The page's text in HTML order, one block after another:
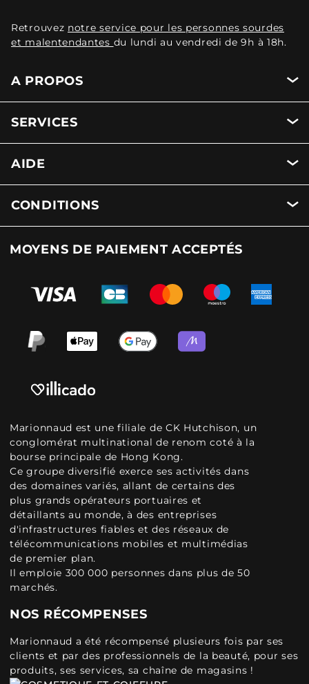
Retrouvez notre service pour les personnes sourdes
et malentendantes du lundi au vendredi de 9h à 18h.
A PROPOS
SERVICES
AIDE
CONDITIONS
MOYENS DE PAIEMENT ACCEPTÉS
Marionnaud est une filiale de CK Hutchison, un
conglomérat multinational de renom coté à la
bourse principale de Hong Kong.
Ce groupe diversifié exerce ses activités dans
des domaines variés, allant de certains des
plus grands opérateurs portuaires et
détaillants au monde, à des entreprises
d'infrastructures fiables et des réseaux de
télécommunications mobiles et multimédias
de premier plan.
Il emploie 300 000 personnes dans plus de 50
marchés.
NOS RÉCOMPENSES
Marionnaud a été récompensé plusieurs fois par ses
clients et par des professionnels de la beauté, pour ses
produits, ses services, sa chaîne de magasins !